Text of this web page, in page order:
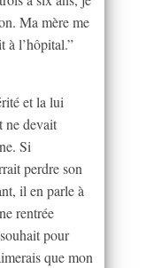
Ma mère me
à l’hôpital.”
et la lui
ne devait
Si
perdre son
il en parle à
rentrée
pour
que mon